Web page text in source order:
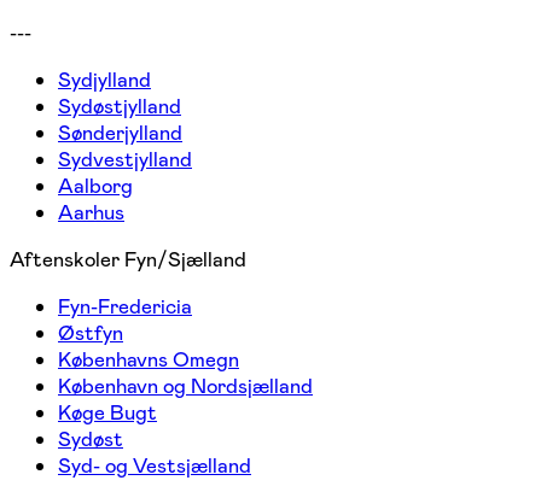
---
Sydjylland
Sydøstjylland
Sønderjylland
Sydvestjylland
Aalborg
Aarhus
Aftenskoler Fyn/Sjælland
Fyn-Fredericia
Østfyn
Københavns Omegn
København og Nordsjælland
Køge Bugt
Sydøst
Syd- og Vestsjælland